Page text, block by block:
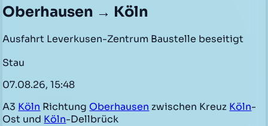
Oberhausen → Köln
Ausfahrt Leverkusen-Zentrum Baustelle beseitigt
Stau
07.08.26, 15:48
A3 Köln Richtung Oberhausen zwischen Kreuz Köln-
Ost und Köln-Dellbrück